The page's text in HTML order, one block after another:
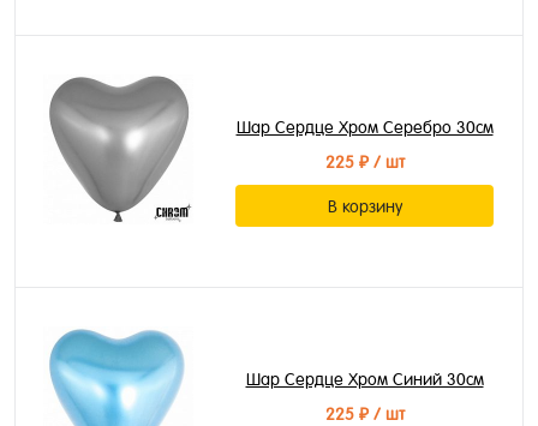
Шар Сердце Хром Серебро 30см
225 ₽/ шт
В корзину
Шар Сердце Хром Синий 30см
225 ₽/ шт